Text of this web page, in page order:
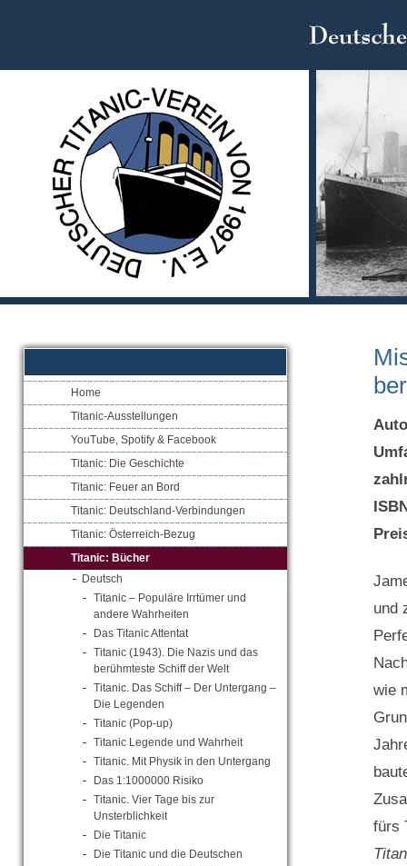
Home
Titanic-Ausstellungen
YouTube, Spotify & Facebook
Titanic: Die Geschichte
Titanic: Feuer an Bord
Titanic: Deutschland-Verbindungen
Titanic: Österreich-Bezug
Titanic: Bücher
Deutsch
Titanic – Populäre Irrtümer und
andere Wahrheiten
Das Titanic Attentat
Titanic (1943). Die Nazis und das
berühmteste Schiff der Welt
Titanic. Das Schiff – Der Untergang –
Die Legenden
Titanic (Pop-up)
Titanic Legende und Wahrheit
Titanic. Mit Physik in den Untergang
Das 1:1000000 Risiko
Titanic. Vier Tage bis zur
Unsterblichkeit
Die Titanic
Die Titanic und die Deutschen
und
wie
fürs